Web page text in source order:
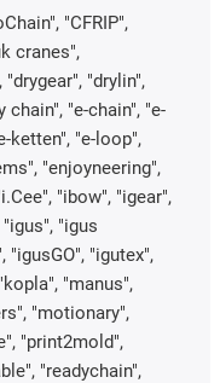
"CFRIP",
cranes",
"drylin",
chain", "e-chain", "e-
ketten", "e-loop",
"enjoyneering",
"ibow", "igear",
"igus
"igutex",
"manus",
"motionary",
"print2mold",
"readychain",